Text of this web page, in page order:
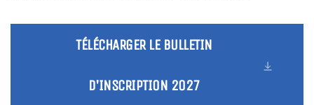
TÉLÉCHARGER LE BULLETIN
D'INSCRIPTION 2027